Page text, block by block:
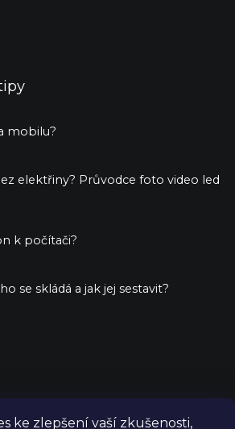
ke zlepšení vaší zkušenosti,
mobilu?
elektřiny? Průvodce foto video led
k počítači?
se skládá a jak jej sestavit?